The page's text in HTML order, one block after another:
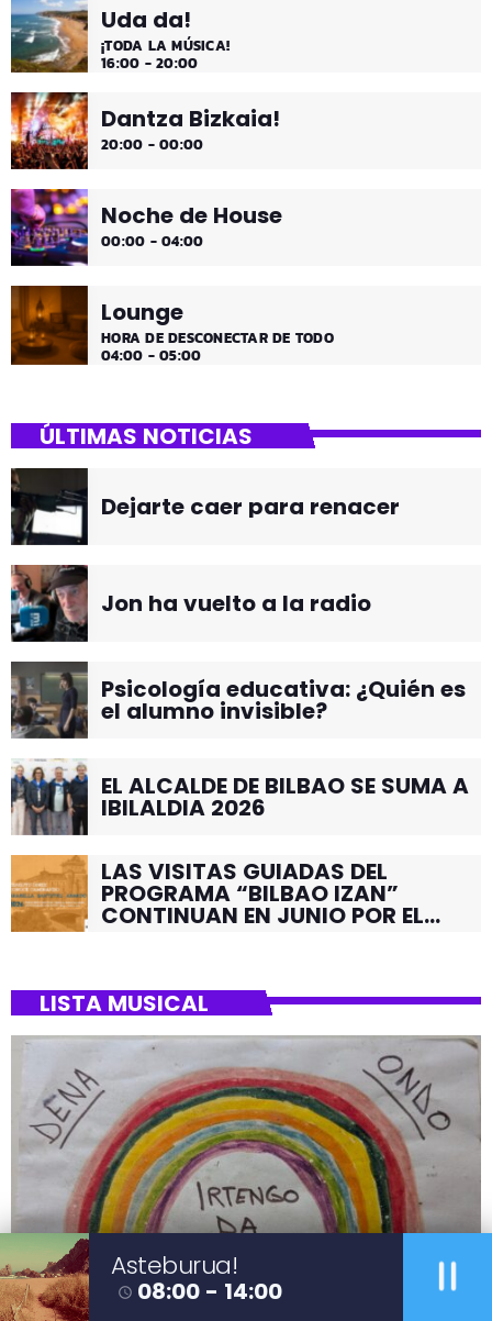
Uda da!
¡TODA LA MÚSICA!
16:00 - 20:00
Dantza Bizkaia!
20:00 - 00:00
Noche de House
00:00 - 04:00
Lounge
HORA DE DESCONECTAR DE TODO
04:00 - 05:00
ÚLTIMAS NOTICIAS
Dejarte caer para renacer
Jon ha vuelto a la radio
Psicología educativa: ¿Quién es
el alumno invisible?
EL ALCALDE DE BILBAO SE SUMA A
IBILALDIA 2026
LAS VISITAS GUIADAS DEL
PROGRAMA “BILBAO IZAN”
CONTINUAN EN JUNIO POR EL
LISTA MUSICAL
Asteburua!
access_time 08:00 - 14:00 pause